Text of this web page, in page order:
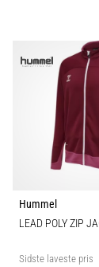
Hummel
LEAD POLY ZIP
Sidste laveste pris